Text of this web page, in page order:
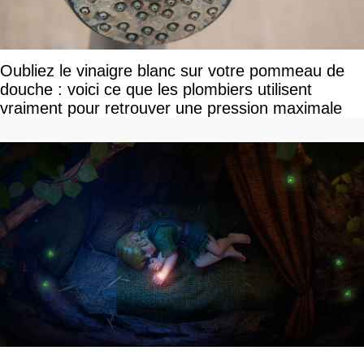
Oubliez le vinaigre blanc sur votre pommeau de
douche : voici ce que les plombiers utilisent
vraiment pour retrouver une pression maximale